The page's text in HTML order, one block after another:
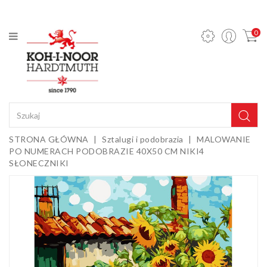
Ołówki
mechaniczne
i wkłady
Ołówki
grafitowe
Kredki
Pastele,
węgle,
sepie i
kredy
Gumki i
temperówki
Farby,
media i
dodatki
Sztalugi i
podobrazia
0
STRONA GŁÓWNA Sztalugi i podobrazia
MALOWANIE
PO NUMERACH PODOBRAZIE 40X50 CM NIKI4
SŁONECZNIKI